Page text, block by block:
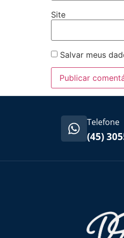
Site
Salvar meus
Telefone
(45)